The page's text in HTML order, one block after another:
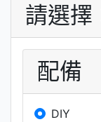
請選擇
配備
DIY